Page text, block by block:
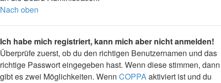
Nach oben
Ich habe mich registriert, kann mich aber nicht anmelden!
Überprüfe zuerst, ob du den richtigen Benutzernamen und das
richtige Passwort eingegeben hast. Wenn diese stimmen, dann
gibt es zwei Möglichkeiten. Wenn COPPAaktiviert ist und du